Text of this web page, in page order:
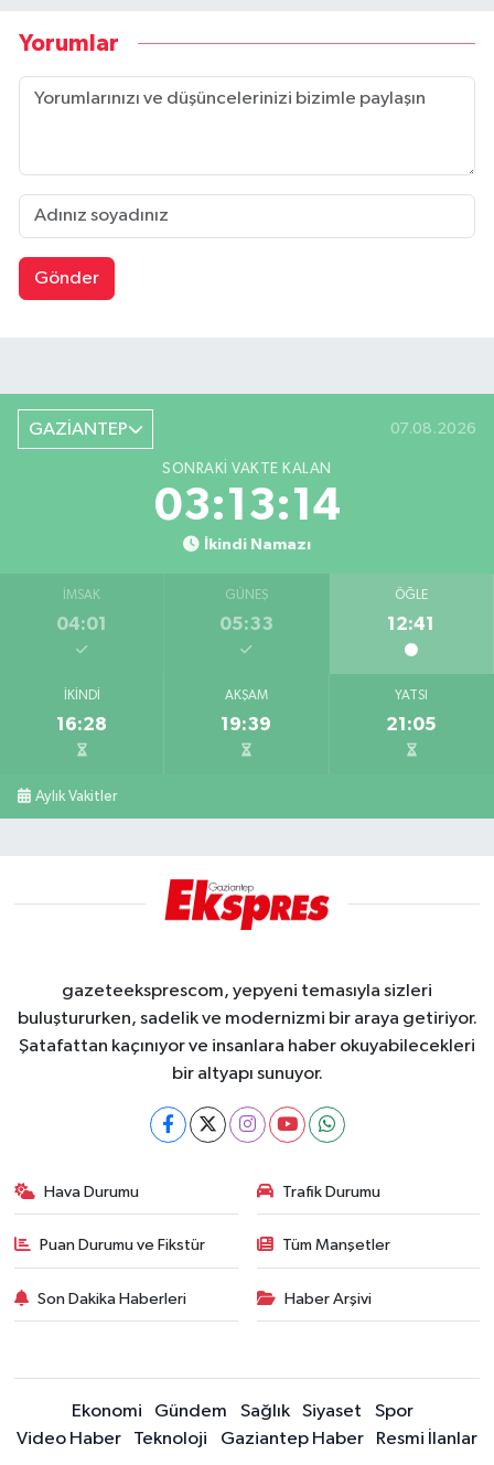
Yorumlar
Gönder
GAZİANTEP 07.08.2026
SONRAKI VAKTE KALAN
03:13:13
İkindi Namazı
İMSAK
04:01
GÜNEŞ
05:33
ÖĞLE
12:41
İKINDI
16:28
AKŞAM
19:39
YATSI
21:05
Aylık Vakitler
gazeteeksprescom, yepyeni temasıyla sizleri
buluştururken, sadelik ve modernizmi bir araya getiriyor.
Şatafattan kaçınıyor ve insanlara haber okuyabilecekleri
bir altyapı sunuyor.
Hava Durumu Trafik Durumu
Puan Durumu ve Fikstür Tüm Manşetler
Son Dakika Haberleri Haber Arşivi
Ekonomi Gündem Sağlık Siyaset
Spor
Video Haber
Teknoloji Gaziantep Haber Resmi İlanlar